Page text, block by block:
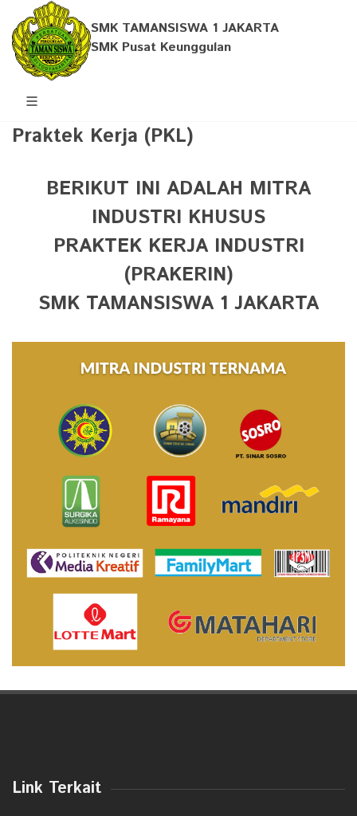
SMK TAMANSISWA 1 JAKARTA
SMK Pusat Keunggulan
Praktek Kerja (PKL)
BERIKUT INI ADALAH MITRA
INDUSTRI KHUSUS
PRAKTEK KERJA INDUSTRI
(PRAKERIN)
SMK TAMANSISWA 1 JAKARTA
Link Terkait